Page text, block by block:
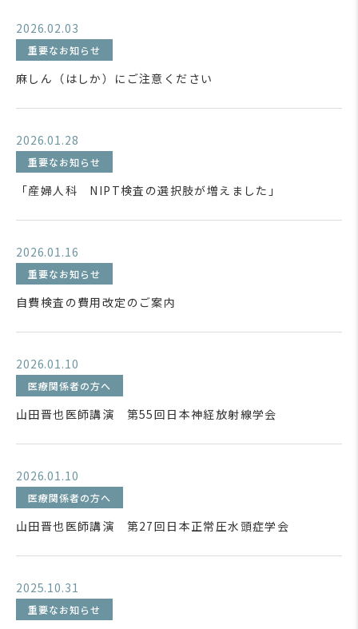
2026.02.03
重要なお知らせ
麻しん（はしか）にご注意ください
2026.01.28
重要なお知らせ
「産婦人科 NIPT検査の選択肢が増えました」
2026.01.16
重要なお知らせ
自費検査の費用改定のご案内
2026.01.10
医療関係者の方へ
山田晋也医師講演 第55回日本神経放射線学会
2026.01.10
医療関係者の方へ
山田晋也医師講演 第27回日本正常圧水頭症学会
2025.10.31
重要なお知らせ